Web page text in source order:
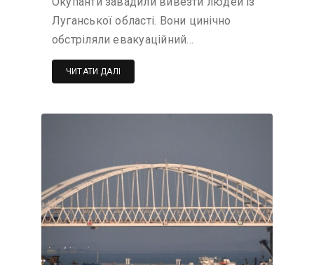
Луганської області. Вони цинічно
обстріляли евакуаційний…
ЧИТАТИ ДАЛІ